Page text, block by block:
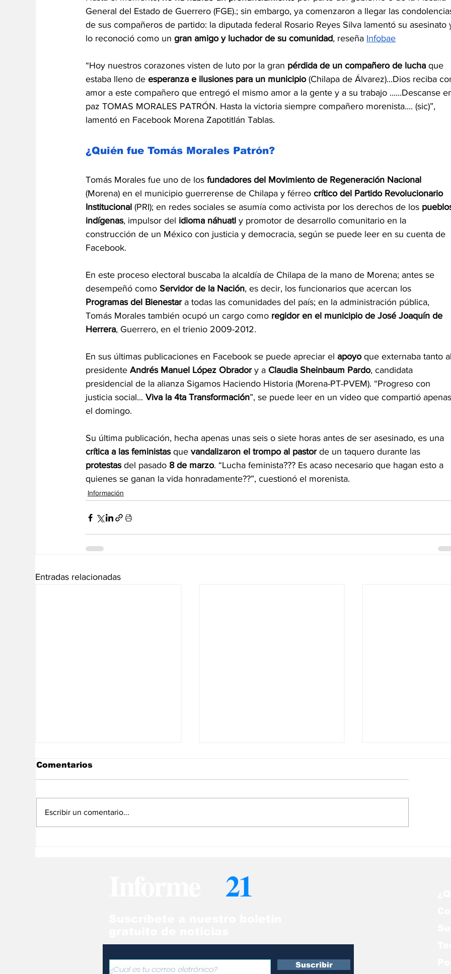
General del Estado de Guerrero (FGE).; sin embargo, ya comenzaron a llegar las
de sus compañeros de partido: la diputada federal Rosario Reyes Silva lamentó su asesinato
lo reconoció como un gran amigo y luchador de su comunidad, reseña Infobae
“Hoy nuestros corazones visten de luto por la gran pérdida de un compañero de lucha que
estaba lleno de esperanza e ilusiones para un municipio (Chilapa de Álvarez)...Dios reciba
amor a este compañero que entregó el mismo amor a la gente y a su trabajo ......Descanse
paz TOMAS MORALES PATRÓN. Hasta la victoria siempre compañero morenista.... (sic)”,
lamentó en Facebook Morena Zapotitlán Tablas.
¿Quién fue Tomás Morales Patrón?
Tomás Morales fue uno de los fundadores del Movimiento de Regeneración Nacional
(Morena) en el municipio guerrerense de Chilapa y férreo crítico del Partido Revolucionario
Institucional (PRI); en redes sociales se asumía como activista por los derechos de los
indígenas, impulsor del idioma náhuatl y promotor de desarrollo comunitario en la
construcción de un México con justicia y democracia, según se puede leer en su cuenta de
Facebook.
En este proceso electoral buscaba la alcaldía de Chilapa de la mano de Morena; antes se
desempeñó como Servidor de la Nación, es decir, los funcionarios que acercan los
Programas del Bienestar a todas las comunidades del país; en la administración pública,
Tomás Morales también ocupó un cargo como regidor en el municipio de José Joaquín de
Herrera, Guerrero, en el trienio 2009-2012.
En sus últimas publicaciones en Facebook se puede apreciar el apoyo que externaba tanto al
presidente Andrés Manuel López Obrador y a Claudia Sheinbaum Pardo, candidata
presidencial de la alianza Sigamos Haciendo Historia (Morena-PT-PVEM). “Progreso con
justicia social... Viva la 4ta Transformación”, se puede leer en un video que compartió apenas
el domingo.
Su última publicación, hecha apenas unas seis o siete horas antes de ser asesinado, es una
crítica a las feministas que vandalizaron el trompo al pastor de un taquero durante las
protestas del pasado 8 de marzo. “Lucha feminista??? Es acaso necesario que hagan esto a
quienes se ganan la vida honradamente??”, cuestionó el morenista.
Información
Entradas relacionadas
Comentarios
Escribir un comentario...
21
Suscribir